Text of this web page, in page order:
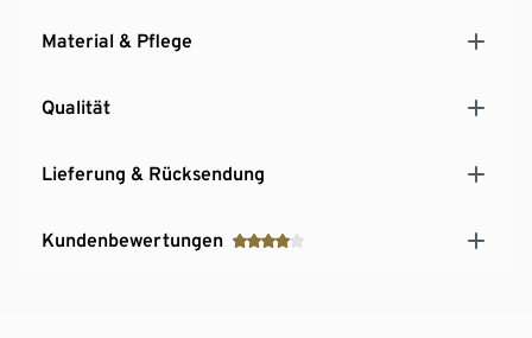
Material & Pflege
Qualität
Lieferung & Rücksendung
Kundenbewertungen